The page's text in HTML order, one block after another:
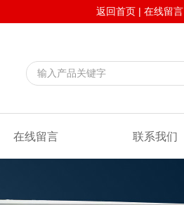
返回首页 | 在线留言
在线留言 联系我们